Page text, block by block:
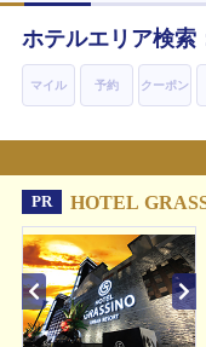
ホテルエリア検索
マイル 予約 クーポン
PR HOTEL